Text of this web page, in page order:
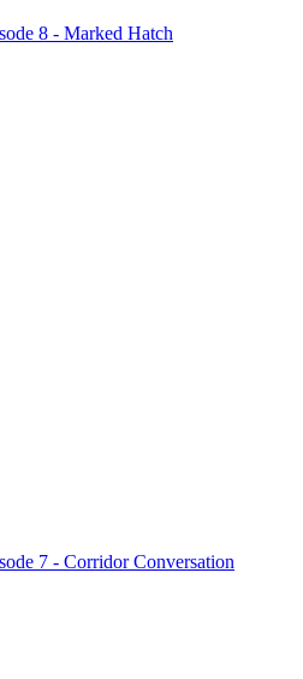
8 - Marked Hatch
7 - Corridor Conversation